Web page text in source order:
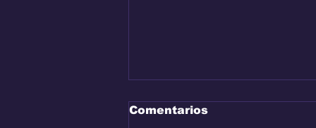
Comentarios